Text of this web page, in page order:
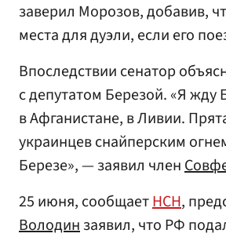
заверил Морозов, добавив,
места для дуэли, если его
Впоследствии сенатор
с депутатом Березой. «Я жду
в Афганистане, в Ливии.
украинцев снайперским
Березе», — заявил член
25 июня, сообщаетНСН,
Володинзаявил, что РФ